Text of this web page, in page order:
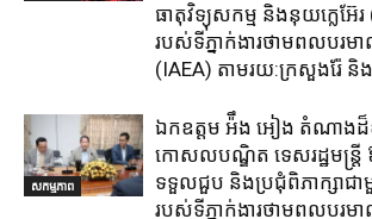
ធាតុវិទ្យុសកម្ម​ និង​នុយក្លេអ៊ែ
របស់ទីភ្នាក់ងារថាមពលបរម
(IAEA) តាមរយ:ក្រសួងរ៉ែ
សកម្មភាព
ឯកឧត្តម អ៉ឹង អៀង តំណាងដ៏ខ្
កោសលបណ្ឌិត ទេសរដ្ឋមន្ត្
ទទួលជួប និងប្រជុំពិភាក្សាជ
របស់ទីភ្នាក់ងារថាមពលបរម